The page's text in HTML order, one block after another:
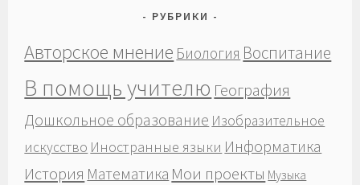
РУБРИКИ
Авторское мнение Биология Воспитание
В помощь учителю География
Дошкольное образование Изобразительное
искусство Иностранные языки Информатика
История Математика Мои проекты Музыка